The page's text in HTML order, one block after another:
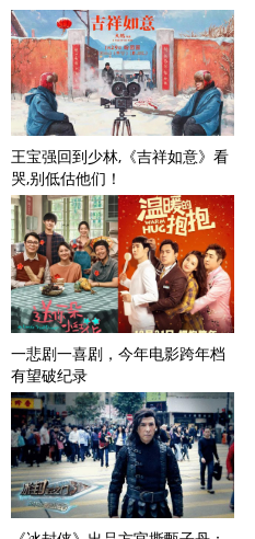
王宝强回到少林,《吉祥如意》看
哭,别低估他们！
一悲剧一喜剧，今年电影跨年档
有望破纪录